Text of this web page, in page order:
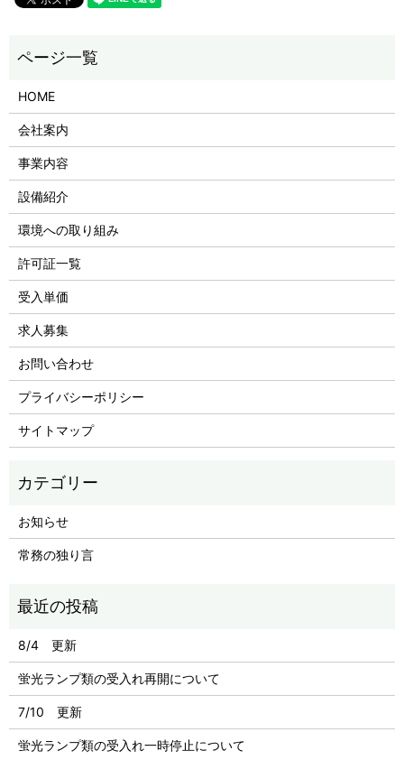
HOME
会社案内
事業内容
設備紹介
環境への取り組み
許可証一覧
受入単価
求人募集
お問い合わせ
プライバシーポリシー
サイトマップ
お知らせ
常務の独り言
8/4 更新
蛍光ランプ類の受入れ再開について
7/10 更新
蛍光ランプ類の受入れ一時停止について